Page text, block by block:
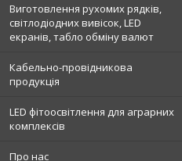
Виготовлення рухомих рядків,
світлодіодних вивісок, LED
екранів, табло обміну валют
Кабельно-провідникова
продукція
LED фітоосвітлення для аграрних
комплексів
Про нас